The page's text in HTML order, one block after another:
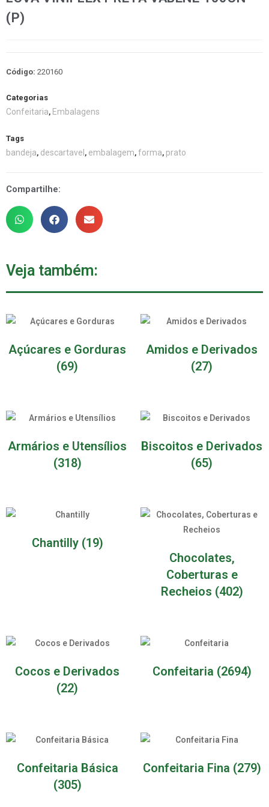
(P)
Código: 220160
Categorias
Confeitaria, Embalagens
Tags
bandeja, descartavel, embalagem, forma, prato
Compartilhe:
Veja também:
Açúcares e Gorduras
(69)
Amidos e Derivados
(27)
Armários e Utensílios
(318)
Biscoitos e Derivados
(65)
Chantilly (19)
Chocolates,
Coberturas e
Recheios (402)
Cocos e Derivados
(22)
Confeitaria (2694)
Confeitaria Básica
(305)
Confeitaria Fina (279)